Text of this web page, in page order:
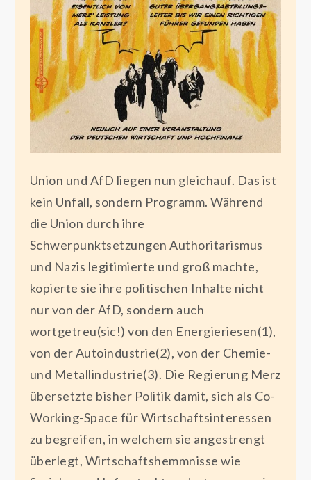
Union und AfD liegen nun gleichauf. Das ist
kein Unfall, sondern Programm. Während
die Union durch ihre
Schwerpunktsetzungen Authoritarismus
und Nazis legitimierte und groß machte,
kopierte sie ihre politischen Inhalte nicht
nur von der AfD, sondern auch
wortgetreu(sic!) von den Energieriesen(1),
von der Autoindustrie(2), von der Chemie-
und Metallindustrie(3). Die Regierung Merz
übersetzte bisher Politik damit, sich als Co-
Working-Space für Wirtschaftsinteressen
zu begreifen, in welchem sie angestrengt
überlegt, Wirtschaftshemmnisse wie